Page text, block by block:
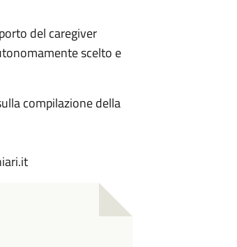
del caregiver
scelto e
compilazione della